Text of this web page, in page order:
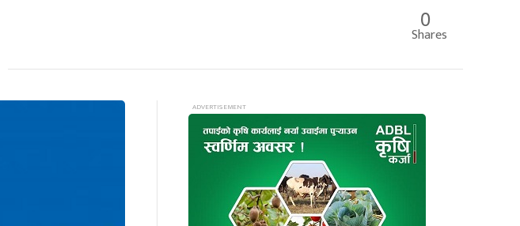
0
Shares